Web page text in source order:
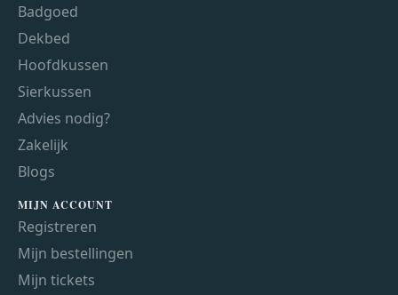
Badgoed
Dekbed
Hoofdkussen
Sierkussen
Advies nodig?
Zakelijk
Blogs
MIJN ACCOUNT
Registreren
Mijn bestellingen
Mijn tickets